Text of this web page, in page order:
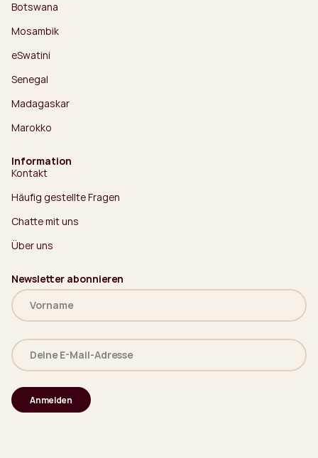
Botswana
Mosambik
eSwatini
Senegal
Madagaskar
Marokko
Information
Kontakt
Häufig gestellte Fragen
Chatte mit uns
Über uns
Newsletter abonnieren
Name
(erforderlich)
Deine
E-
Mail-
(erforderlich)